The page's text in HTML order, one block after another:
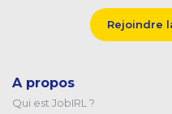
Rejoindre
A propos
Qui est JobIRL ?